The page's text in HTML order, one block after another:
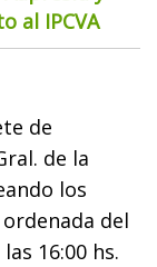
al IPCVA
de
de la
los
del
16:00 hs.